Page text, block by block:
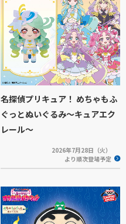
名探偵プリキュア！ めちゃもふ
ぐっとぬいぐるみ～キュアエク
レール～
2026年7月28日（火）
より順次登場予定